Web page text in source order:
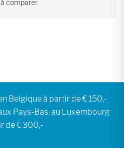
comparer.
Belgique à partir de € 150,-
Pays-Bas, au Luxembourg
de € 300,-